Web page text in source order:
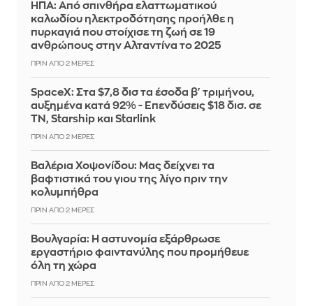
ΗΠΑ: Από σπινθήρα ελαττωματικού
καλωδίου ηλεκτροδότησης προήλθε η
πυρκαγιά που στοίχισε τη ζωή σε 19
ανθρώπους στην Αλταντίνα το 2025
ΠΡΙΝ ΑΠΌ 2 ΜΈΡΕΣ
SpaceX: Στα $7,8 δισ τα έσοδα β' τριμήνου,
αυξημένα κατά 92% - Επενδύσεις $18 δισ. σε
ΤΝ, Starship και Starlink
ΠΡΙΝ ΑΠΌ 2 ΜΈΡΕΣ
Βαλέρια Χοψονίδου: Μας δείχνει τα
βαφτιστικά του γιου της λίγο πριν την
κολυμπήθρα
ΠΡΙΝ ΑΠΌ 2 ΜΈΡΕΣ
Βουλγαρία: Η αστυνομία εξάρθρωσε
εργαστήριο φαιντανύλης που προμήθευε
όλη τη χώρα
ΠΡΙΝ ΑΠΌ 2 ΜΈΡΕΣ